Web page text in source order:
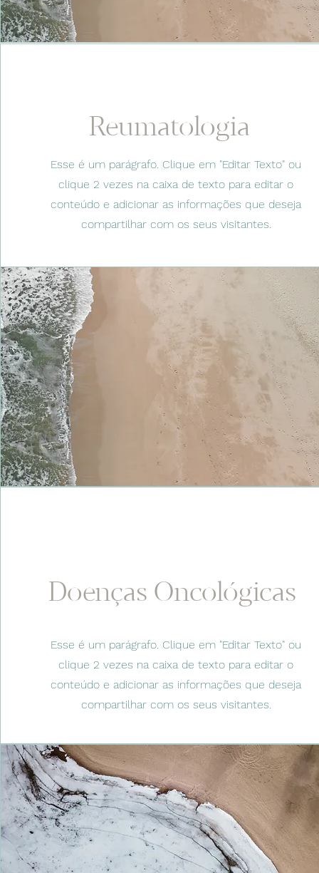
Reumatologia
Esse é um parágrafo. Clique em "Editar Texto" ou
clique 2 vezes na caixa de texto para editar o
conteúdo e adicionar as informações que deseja
compartilhar com os seus visitantes.
Doenças Oncológicas
Esse é um parágrafo. Clique em "Editar Texto" ou
clique 2 vezes na caixa de texto para editar o
conteúdo e adicionar as informações que deseja
compartilhar com os seus visitantes.